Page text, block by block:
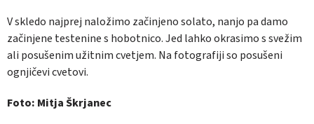
V skledo najprej naložimo začinjeno solato, nanjo pa damo
začinjene testenine s hobotnico. Jed lahko okrasimo s svežim
ali posušenim užitnim cvetjem. Na fotografiji so posušeni
ognjičevi cvetovi.
Foto: Mitja Škrjanec